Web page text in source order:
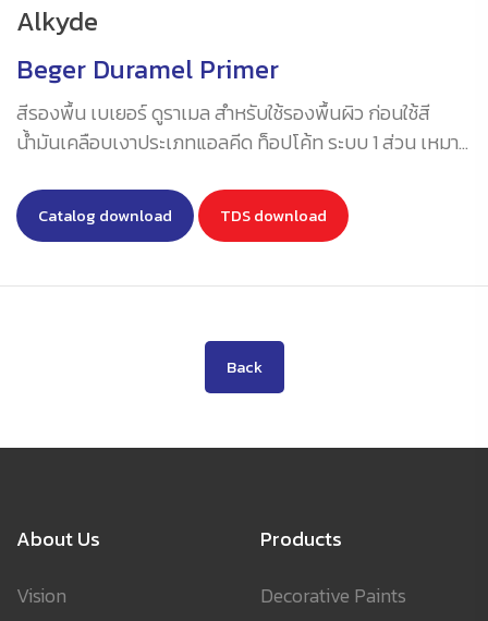
Alkyde
Beger Duramel Primer
สีรองพื้น เบเยอร์ ดูราเมล สำหรับใช้รองพื้นผิว ก่อนใช้สี
น้ำมันเคลือบเงาประเภทแอลคีด ท็อปโค้ท ระบบ 1 ส่วน เหมาะ
Catalog download TDS download
Back
About Us
Vision
Products
Decorative Paints